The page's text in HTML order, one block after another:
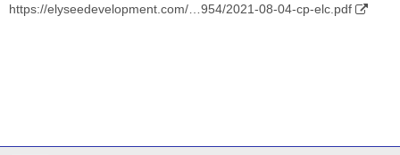
https://elyseedevelopment.com/…954/2021-08-04-cp-elc.pdf